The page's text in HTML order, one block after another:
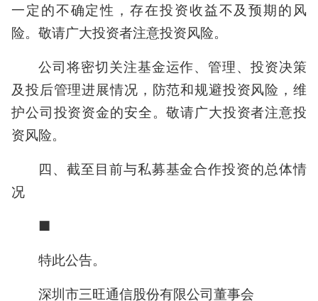
一定的不确定性，存在投资收益不及预期的风
险。敬请广大投资者注意投资风险。
公司将密切关注基金运作、管理、投资决策
及投后管理进展情况，防范和规避投资风险，维
护公司投资资金的安全。敬请广大投资者注意投
资风险。
四、截至目前与私募基金合作投资的总体情
况
■
特此公告。
深圳市三旺通信股份有限公司董事会